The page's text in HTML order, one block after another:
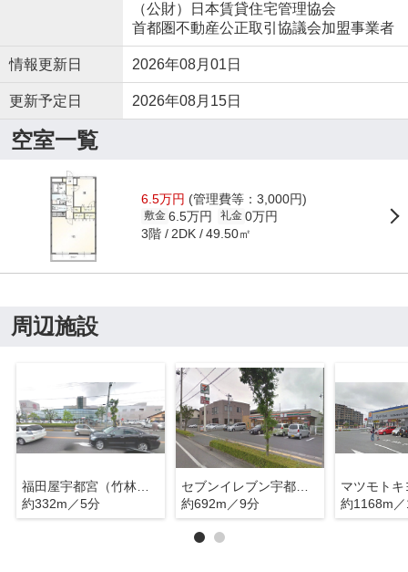
（公財）日本賃貸住宅管理協会
首都圏不動産公正取引協議会加盟事業者
情報更新日 2026年08月01日
更新予定日 2026年08月15日
空室一覧
6.5万円 (管理費等：3,000円)
敷金 6.5万円 礼金 0万円
3階 2DK 49.50㎡
周辺施設
福田屋宇都宮（竹林）店
約332m／5分
セブンイレブン宇都宮中今泉店
約692m／9分
約1168m